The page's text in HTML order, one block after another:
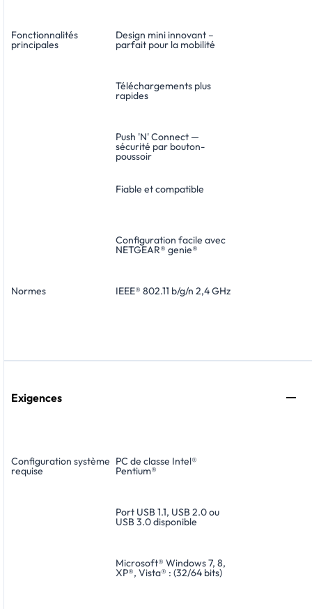
Fonctionnalités
principales
Design mini innovant –
parfait pour la mobilité
Téléchargements plus
rapides
Push 'N' Connect —
sécurité par bouton-
poussoir
Fiable et compatible
Configuration facile avec
NETGEAR® genie®
Normes IEEE® 802.11 b/g/n 2,4 GHz
Exigences
Configuration système
requise
PC de classe Intel®
Pentium®
Port USB 1.1, USB 2.0 ou
USB 3.0 disponible
Microsoft® Windows 7, 8,
XP®, Vista® : (32/64 bits)